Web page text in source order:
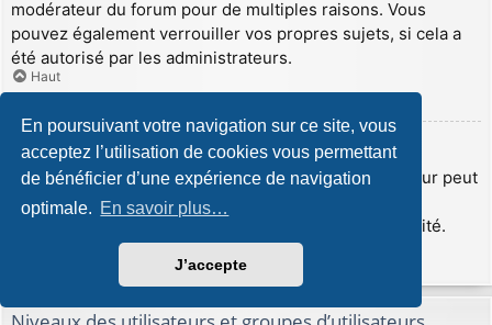
En poursuivant votre navigation sur ce site, vous
acceptez l’utilisation de cookies vous permettant
de bénéficier d’une expérience de navigation
optimale. En savoir plus…
J’accepte
modérateur du forum pour de multiples raisons. Vous
pouvez également verrouiller vos propres sujets, si cela a
été autorisé par les administrateurs.
Haut
Que sont les icônes de sujet ?
Les icônes de sujet sont de petites images que l’auteur peut
insérer afin d’illustrer le contenu de son sujet. Les
administrateurs peuvent désactiver cette fonctionnalité.